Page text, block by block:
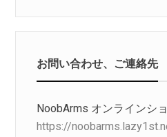
お問い合わせ、ご連絡先
NoobArms オンラインシ
https://